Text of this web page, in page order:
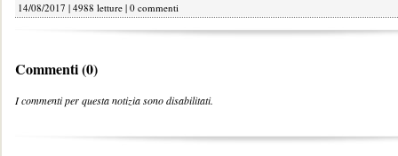
14/08/2017 | 4988 letture | 0 commenti
Commenti (0)
I commenti per questa notizia sono disabilitati.